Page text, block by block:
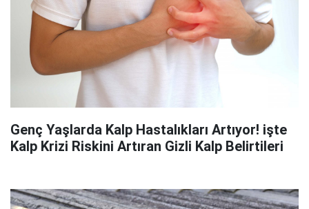
Genç Yaşlarda Kalp Hastalıkları Artıyor! işte
Kalp Krizi Riskini Artıran Gizli Kalp Belirtileri